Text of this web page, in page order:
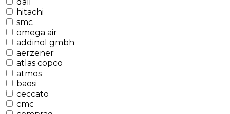
hitachi
smc
omega air
addinol gmbh
aerzener
atlas copco
atmos
baosi
ceccato
cmc